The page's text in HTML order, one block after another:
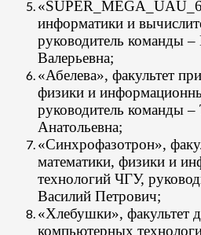
информатики и
руководитель команды
Валерьевна;
«Абелева», факультет
физики и
руководитель команды
Анатольевна;
«Синхрофазотрон»,
математики, физики и
технологий ЧГУ,
Василий Петрович;
«Хлебушки», факультет
компьютерных